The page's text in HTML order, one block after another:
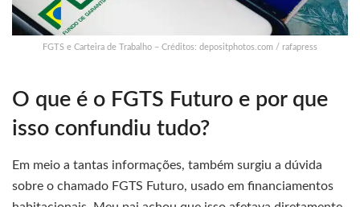
FGTS e Carteira de Trabalho – Créditos: depositphotos.com / rafapress
O que é o FGTS Futuro e por que
isso confundiu tudo?
Em meio a tantas informações, também surgiu a dúvida
sobre o chamado FGTS Futuro, usado em financiamentos